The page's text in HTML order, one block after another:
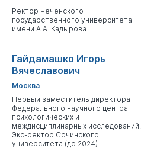
Ректор Чеченского
государственного университета
имени А.А. Кадырова
Гайдамашко Игорь
Вячеславович
Москва
Первый заместитель директора
Федерального научного центра
психологических и
междисциплинарных исследований.
Экс-ректор Сочинского
университета (до 2024).